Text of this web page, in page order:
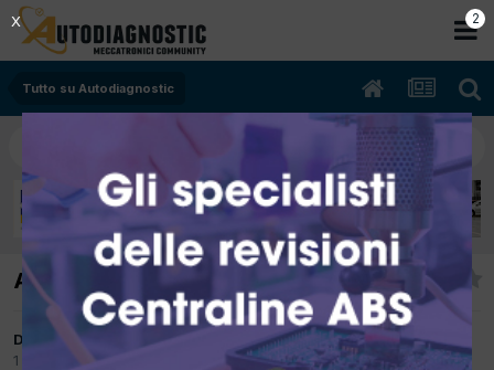
Tutto su Autodiagnostic
App per SMARTPHONE
Da johnnyskatto
1 Marzo 2012in Tutto su Autodiagnostic
1
X